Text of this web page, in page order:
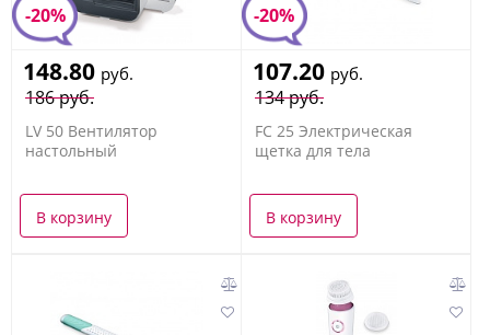
-20%
186 руб.
148.80 руб.
LV 50 Вентилятор
настольный
В корзину
-20%
134 руб.
107.20 руб.
FC 25 Электрическая
щетка для тела
В корзину